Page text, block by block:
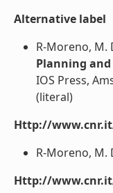
Alternative label
R-Moreno, M.
Planning
IOS Press,
(literal)
Http://
R-Moreno, M.
Http://